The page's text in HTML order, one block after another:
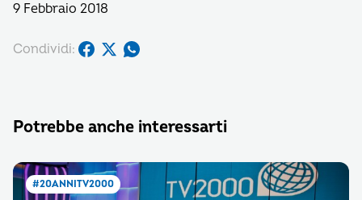
9 Febbraio 2018
Condividi:
Potrebbe anche interessarti
#20ANNITV2000